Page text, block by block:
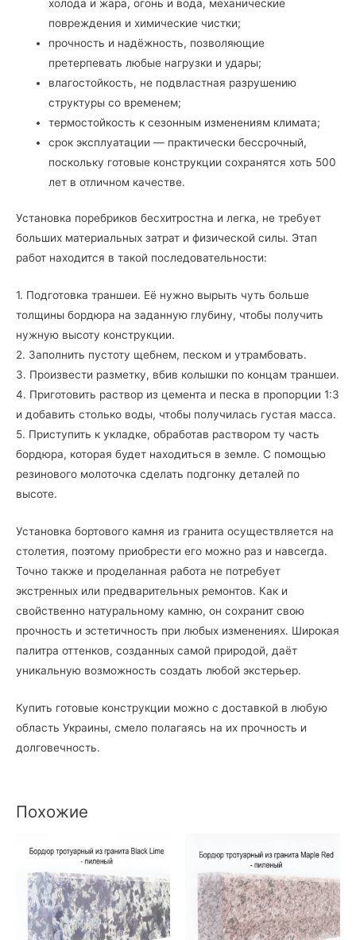
холода и жара, огонь и вода, механические
повреждения и химические чистки;
прочность и надёжность, позволяющие
претерпевать любые нагрузки и удары;
влагостойкость, не подвластная разрушению
структуры со временем;
термостойкость к сезонным изменениям климата;
срок эксплуатации — практически бессрочный,
поскольку готовые конструкции сохранятся хоть 500
лет в отличном качестве.
Установка поребриков бесхитростна и легка, не требует
больших материальных затрат и физической силы. Этап
работ находится в такой последовательности:
1. Подготовка траншеи. Её нужно вырыть чуть больше
толщины бордюра на заданную глубину, чтобы получить
нужную высоту конструкции.
2. Заполнить пустоту щебнем, песком и утрамбовать.
3. Произвести разметку, вбив колышки по концам траншеи.
4. Приготовить раствор из цемента и песка в пропорции 1:3
и добавить столько воды, чтобы получилась густая масса.
5. Приступить к укладке, обработав раствором ту часть
бордюра, которая будет находиться в земле. С помощью
резинового молоточка сделать подгонку деталей по
высоте.
Установка бортового камня из гранита осуществляется на
столетия, поэтому приобрести его можно раз и навсегда.
Точно также и проделанная работа не потребует
экстренных или предварительных ремонтов. Как и
свойственно натуральному камню, он сохранит свою
прочность и эстетичность при любых изменениях. Широкая
палитра оттенков, созданных самой природой, даёт
уникальную возможность создать любой экстерьер.
Купить готовые конструкции можно с доставкой в любую
область Украины, смело полагаясь на их прочность и
долговечность.
Похожие